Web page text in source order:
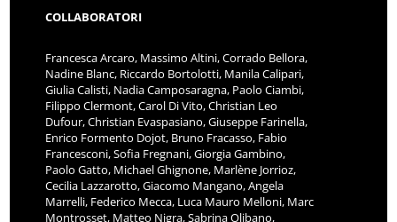
COLLABORATORI
Francesca Arcaro, Massimo Altini, Corrado Bellora,
Nadine Blanc, Riccardo Bortolotti, Manila Calipari,
Giulia Calisti, Nadia Camposaragna, Paolo Ciambi,
Filippo Clermont, Carol Di Vito, Christian Leo
Dufour, Christian Evaspasiano, Giuseppe Farinella,
Enrico Formento Dojot, Bruno Fracasso, Fabio
Francesconi, Sofia Fregnani, Giorgia Gambino,
Paolo Gatto, Michael Ghignone, Marlène Jorrioz,
Cecilia Lazzarotto, Giacomo Mangano, Angela
Marrelli, Federico Mecca, Luca Mauro Melloni, Marc
Montrosset, Matteo Nigra, Sabrina Olibano,